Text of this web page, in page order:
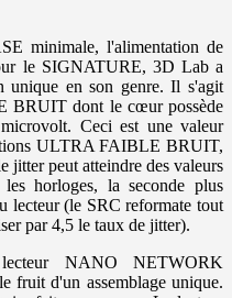
minimale, l'alimentation de
le SIGNATURE, 3D Lab a
unique en son genre. Il s'agit
BRUIT dont le cœur possède
Ceci est une valeur
ULTRA FAIBLE BRUIT,
jitter peut atteindre des valeurs
horloges, la seconde plus
lecteur (le SRC reformate tout
par 4,5 le taux de jitter).
NANO NETWORK
d'un assemblage unique.